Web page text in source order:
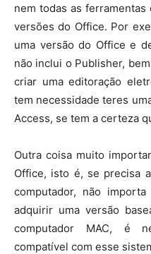
nem todas as
versões do Office. Por
uma versão do Office e
não inclui o Publisher,
criar uma editoração
tem necessidade teres
Access, se tem a certeza
Outra coisa muito
Office, isto é, se precisa
computador, não
adquirir uma versão
computador MAC, é
compatível com esse